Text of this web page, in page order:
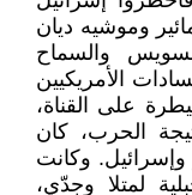
وموشيه ديان
والسماح
الأمريكيين
على القناة،
الحرب، كان
وكانت
لمتلا وجدّي،